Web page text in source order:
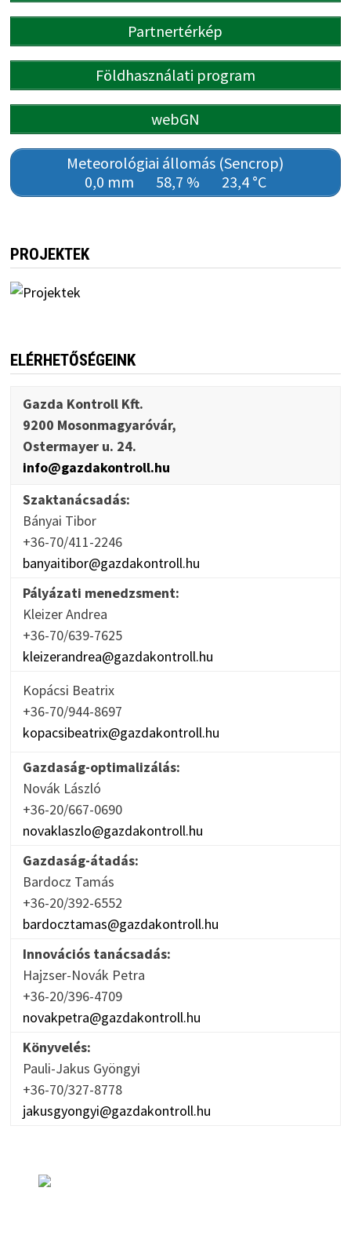
Partnertérkép
Földhasználati program
webGN
Meteorológiai állomás (Sencrop)
0,0 mm
58,7 % 23,4 °C
PROJEKTEK
ELÉRHETŐSÉGEINK
Gazda Kontroll Kft.
9200 Mosonmagyaróvár,
Ostermayer u. 24.
info@gazdakontroll.hu
Szaktanácsadás:
Bányai Tibor
+36-70/411-2246
banyaitibor@gazdakontroll.hu
Pályázati menedzsment:
Kleizer Andrea
+36-70/639-7625
kleizerandrea@gazdakontroll.hu
Kopácsi Beatrix
+36-70/944-8697
kopacsibeatrix@gazdakontroll.hu
Gazdaság-optimalizálás:
Novák László
+36-20/667-0690
novaklaszlo@gazdakontroll.hu
Gazdaság-átadás:
Bardocz Tamás
+36-20/392-6552
bardocztamas@gazdakontroll.hu
Innovációs tanácsadás:
Hajzser-Novák Petra
+36-20/396-4709
novakpetra@gazdakontroll.hu
Könyvelés:
Pauli-Jakus Gyöngyi
+36-70/327-8778
jakusgyongyi@gazdakontroll.hu